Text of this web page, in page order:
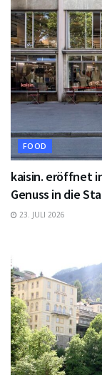
FOOD
kaisin. eröffnet
Genuss in die
23. JULI 2026